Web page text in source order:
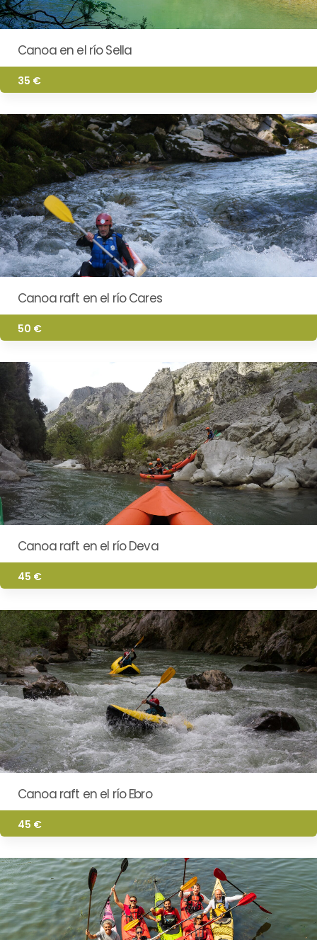
Canoa en el río Sella
35 €
Canoa raft en el río Cares
50 €
Canoa raft en el río Deva
45 €
Canoa raft en el río Ebro
45 €